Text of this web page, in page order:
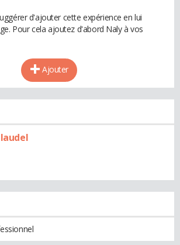
d'ajouter cette expérience en lui
Pour cela ajoutez d'abord Naly à vos
Ajouter